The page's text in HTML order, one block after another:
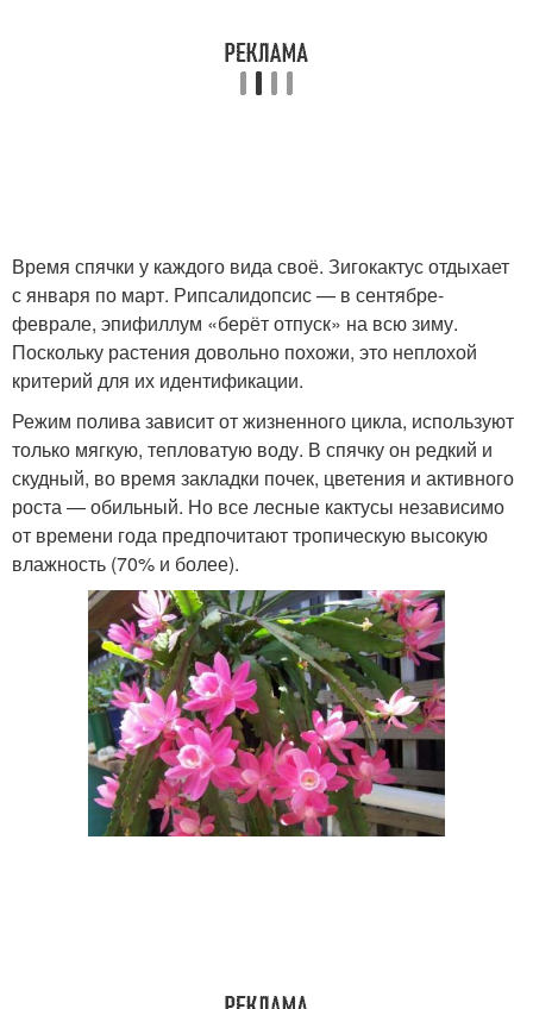
Время спячки у каждого вида своё. Зигокактус отдыхает
с января по март. Рипсалидопсис — в сентябре-
феврале, эпифиллум «берёт отпуск» на всю зиму.
Поскольку растения довольно похожи, это неплохой
критерий для их идентификации.
Режим полива зависит от жизненного цикла, используют
только мягкую, тепловатую воду. В спячку он редкий и
скудный, во время закладки почек, цветения и активного
роста — обильный. Но все лесные кактусы независимо
от времени года предпочитают тропическую высокую
влажность (70% и более).